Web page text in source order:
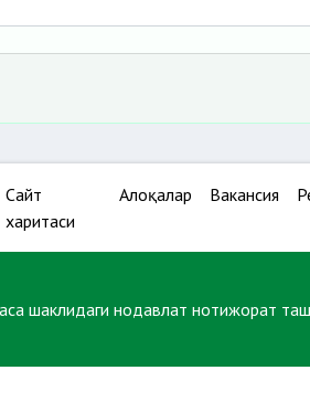
Сайт
харитаси
Алоқалар Вакансия
шаклидаги нодавлат нотижорат